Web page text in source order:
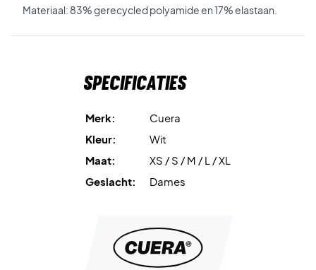
Materiaal: 83% gerecycled polyamide en 17% elastaan.
Specificaties
Merk:
Cuera
Kleur:
Wit
Maat:
XS / S / M / L / XL
Geslacht:
Dames